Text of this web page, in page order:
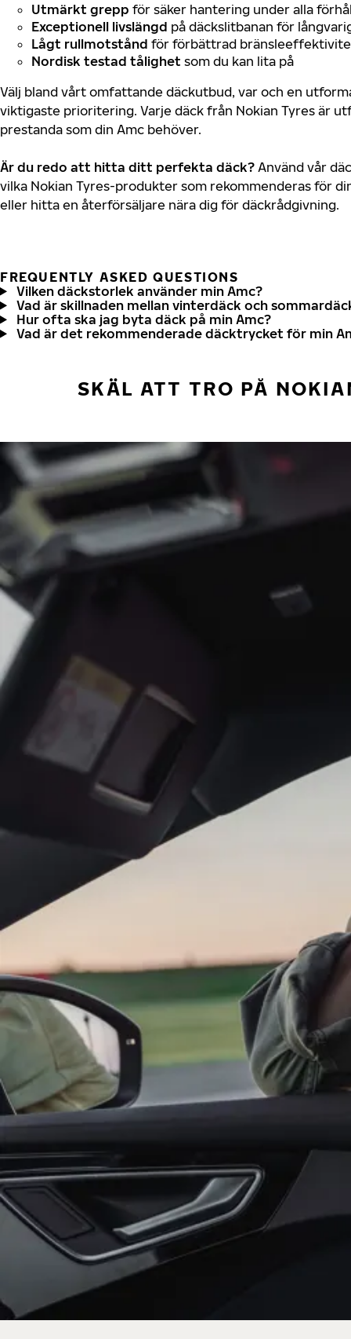
Utmärkt grepp för säker hantering under alla
Exceptionell livslängd på däckslitbanan för
Lågt rullmotstånd för förbättrad
Nordisk testad tålighet som du kan lita på
Välj bland vårt omfattande däckutbud, var och en
viktigaste prioritering. Varje däck från Nokian Tyres är
prestanda som din Amc behöver.
Är du redo att hitta ditt perfekta däck? Använd vår
vilka Nokian Tyres-produkter som rekommenderas för
eller hitta en återförsäljare nära dig för däckrådgivning.
FREQUENTLY ASKED QUESTIONS
Vilken däckstorlek använder min Amc?
Vad är skillnaden mellan vinterdäck och
Hur ofta ska jag byta däck på min Amc?
Vad är det rekommenderade däcktrycket för min
SKÄL ATT TRO PÅ